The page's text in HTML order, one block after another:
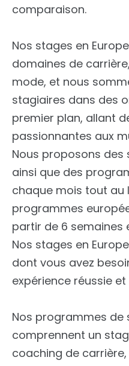
comparaison.
Nos stages en
domaines de
mode, et nous
stagiaires dans des
premier plan, allant
passionnantes aux
Nous proposons des
ainsi que des
chaque mois tout au
programmes
partir de 6 semaines
Nos stages en
dont vous avez
expérience réussie
Nos programmes de
comprennent un
coaching de